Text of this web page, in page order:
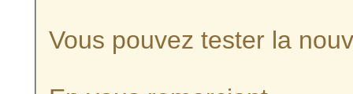
Vous pouvez tester la